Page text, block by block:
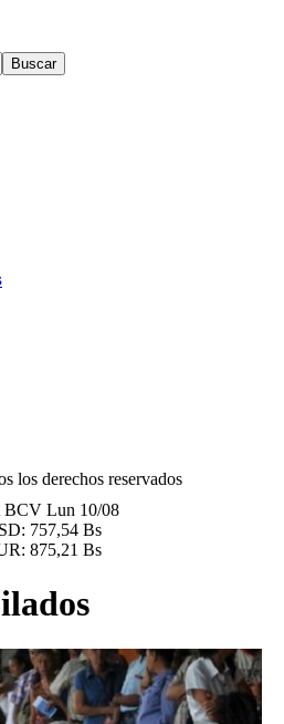
los derechos reservados
BCV Lun 10/08
757,54 Bs
875,21 Bs